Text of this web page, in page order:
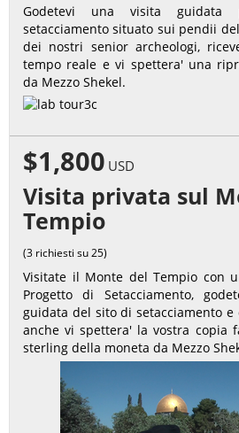
Godetevi una visita
setacciamento situato sui pendii
dei nostri senior archeologi,
tempo reale e vi spettera' una
da Mezzo Shekel.
$1,800 USD
Visita privata sul
Tempio
(3 richiesti su 25)
Visitate il Monte del Tempio con
Progetto di Setacciamento,
guidata del sito di setacciamento
anche vi spettera' la vostra copia
sterling della moneta da Mezzo